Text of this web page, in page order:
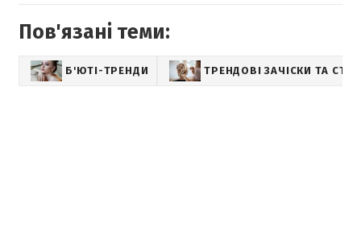
Пов'язані теми:
Б'ЮТІ-ТРЕНДИ ТРЕНДОВІ ЗАЧІСКИ ТА